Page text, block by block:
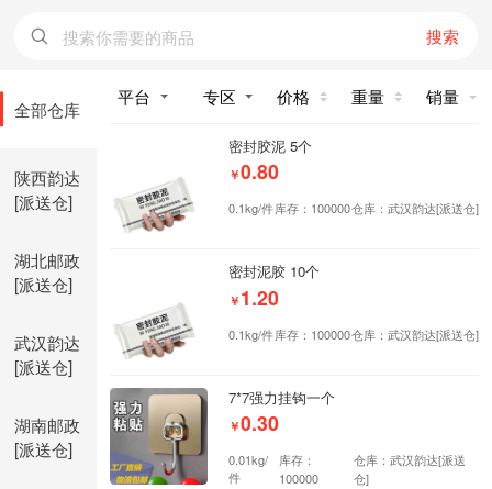
搜索
全部仓库
陕西韵达
[派送仓]
湖北邮政
[派送仓]
武汉韵达
[派送仓]
湖南邮政
[派送仓]
价格 重量 销量
密封胶泥 5个
￥0.80
0.1kg/件库存：100000仓库：武汉韵达[派送仓]
密封泥胶 10个
￥ 1.20
0.1kg/件库存：100000仓库：武汉韵达[派送仓]
7*7强力挂钩一个
￥0.30
0.01kg/
件
库存：
100000
仓库：武汉韵达[派送
仓]